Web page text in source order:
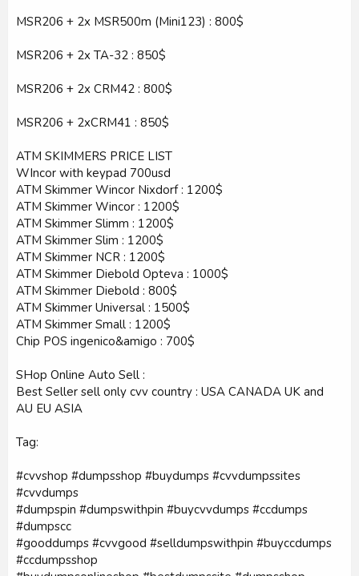
MSR206 + 2x MSR500m (Mini123) : 800$
MSR206 + 2x TA-32 : 850$
MSR206 + 2x CRM42 : 800$
MSR206 + 2xCRM41 : 850$
ATM SKIMMERS PRICE LIST
WIncor with keypad 700usd
ATM Skimmer Wincor Nixdorf : 1200$
ATM Skimmer Wincor : 1200$
ATM Skimmer Slimm : 1200$
ATM Skimmer Slim : 1200$
ATM Skimmer NCR : 1200$
ATM Skimmer Diebold Opteva : 1000$
ATM Skimmer Diebold : 800$
ATM Skimmer Universal : 1500$
ATM Skimmer Small : 1200$
Chip POS ingenico&amigo : 700$
SHop Online Auto Sell :
Best Seller sell only cvv country : USA CANADA UK and
AU EU ASIA
Tag:
#cvvshop #dumpsshop #buydumps #cvvdumpssites
#cvvdumps
#dumpspin #dumpswithpin #buycvvdumps #ccdumps
#dumpscc
#gooddumps #cvvgood #selldumpswithpin #buyccdumps
#ccdumpsshop